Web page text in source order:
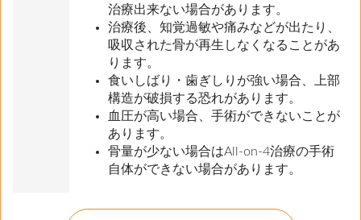
治療出来ない場合があります。
治療後、知覚過敏や痛みなどが出たり、
吸収された骨が再生しなくなることがあ
ります。
食いしばり・歯ぎしりが強い場合、上部
構造が破損する恐れがあります。
血圧が高い場合、手術ができないことが
あります。
骨量が少ない場合はAll-on-4治療の手術
自体ができない場合があります。